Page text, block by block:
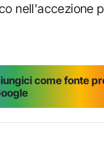
nell'accezione
come fonte